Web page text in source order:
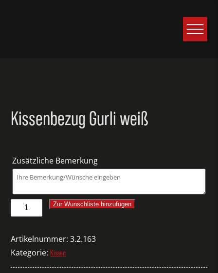
Kissenbezug Gurli weiß
Zusätzliche Bemerkung
Kissenbezug
Gurli
Zur Wunschliste hinzufügen
Artikelnummer:3.2.163
Kategorie:Kissen